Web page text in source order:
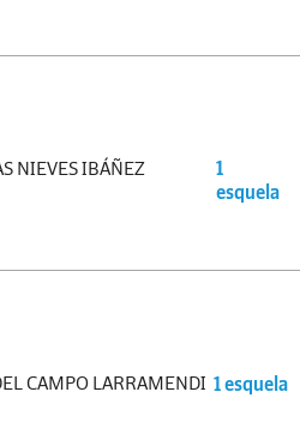
NIEVES IBÁÑEZ
1
esquela
CAMPO LARRAMENDI 1 esquela